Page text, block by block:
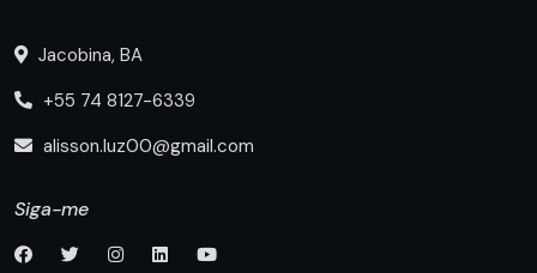
Jacobina, BA
+55 74 8127-6339
alisson.luz00@gmail.com
Siga-me